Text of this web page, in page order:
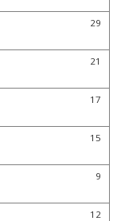
29
21
17
15
9
12